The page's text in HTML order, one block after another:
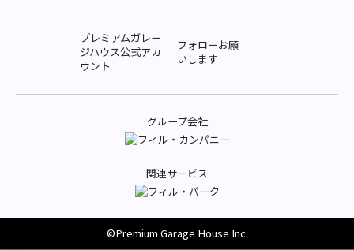
プレミアムガレー
ジハウス公式アカ
ウント
フォローお願
いします
グループ会社
関連サービス
©Premium Garage House Inc.